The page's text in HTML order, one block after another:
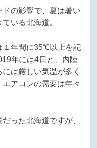
の影響で、夏は暑い
いる北海道。
１年間に35℃以上を記
年には4日と、内陸
は厳しい気温が多く
アコンの需要は年々
った北海道ですが、